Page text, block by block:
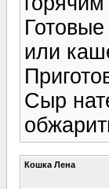
или
Сыр
Кошка Лена